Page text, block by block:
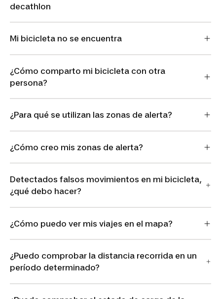
decathlon
Mi bicicleta no se encuentra
¿Cómo comparto mi bicicleta con otra
persona?
¿Para qué se utilizan las zonas de alerta?
¿Cómo creo mis zonas de alerta?
Detectados falsos movimientos en mi bicicleta,
¿qué debo hacer?
¿Cómo puedo ver mis viajes en el mapa?
¿Puedo comprobar la distancia recorrida en un
período determinado?